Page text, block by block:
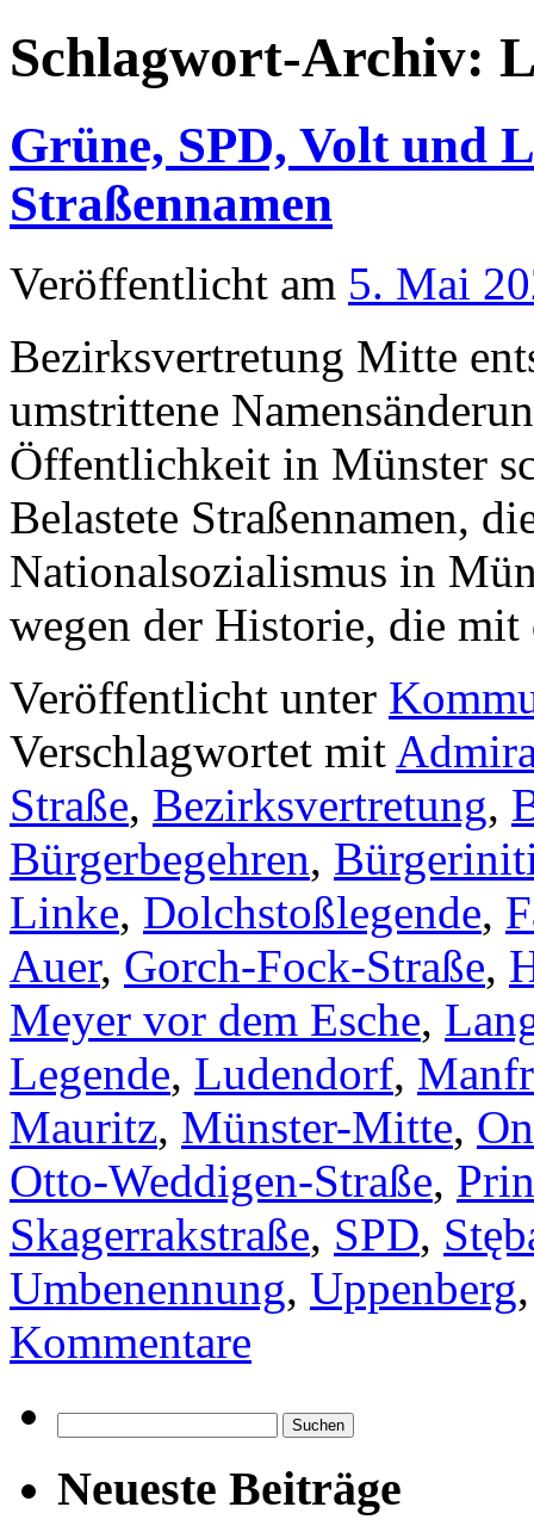
Schlagwort-Archiv:
Grüne, SPD, Volt und
Straßennamen
Veröffentlicht am 5. Mai
Bezirksvertretung Mitte
umstrittene
Öffentlichkeit in Münster
Belastete Straßennamen,
Nationalsozialismus in
wegen der Historie, die
Veröffentlicht unter
Verschlagwortet mit
Straße, Bezirksvertretung,
Bürgerbegehren,
Linke, Dolchstoßlegende,
Auer, Gorch-Fock-Straße,
Meyer vor dem Esche,
Legende, Ludendorf,
Mauritz, Münster-Mitte,
Otto-Weddigen-Straße,
Skagerrakstraße, SPD,
Umbenennung, Uppenberg
Kommentare
nach:
Neueste Beiträge